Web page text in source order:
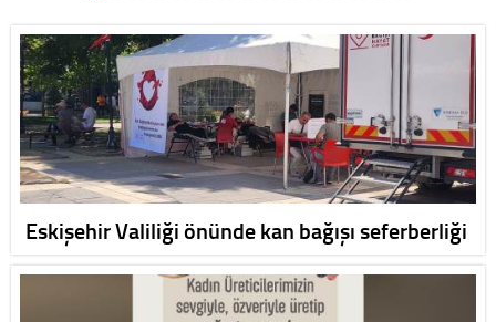
Eskişehir Valiliği önünde kan bağışı seferberliği